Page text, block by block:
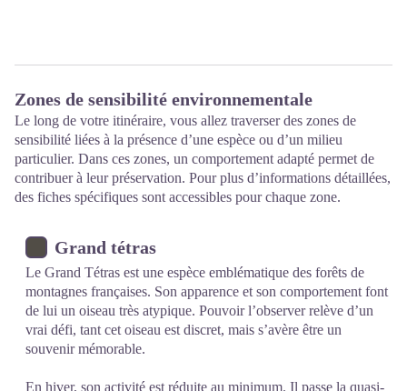
Zones de sensibilité environnementale
Le long de votre itinéraire, vous allez traverser des zones de
sensibilité liées à la présence d’une espèce ou d’un milieu
particulier. Dans ces zones, un comportement adapté permet de
contribuer à leur préservation. Pour plus d’informations détaillées,
des fiches spécifiques sont accessibles pour chaque zone.
Grand tétras
Le Grand Tétras est une espèce emblématique des forêts de
montagnes françaises. Son apparence et son comportement font
de lui un oiseau très atypique. Pouvoir l’observer relève d’un
vrai défi, tant cet oiseau est discret, mais s’avère être un
souvenir mémorable.
En hiver, son activité est réduite au minimum. Il passe la quasi-